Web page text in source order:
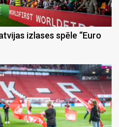
izlases spēle “Euro